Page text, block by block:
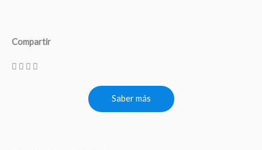
Compartir
Saber más